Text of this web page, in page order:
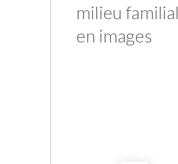
milieu familial
en images